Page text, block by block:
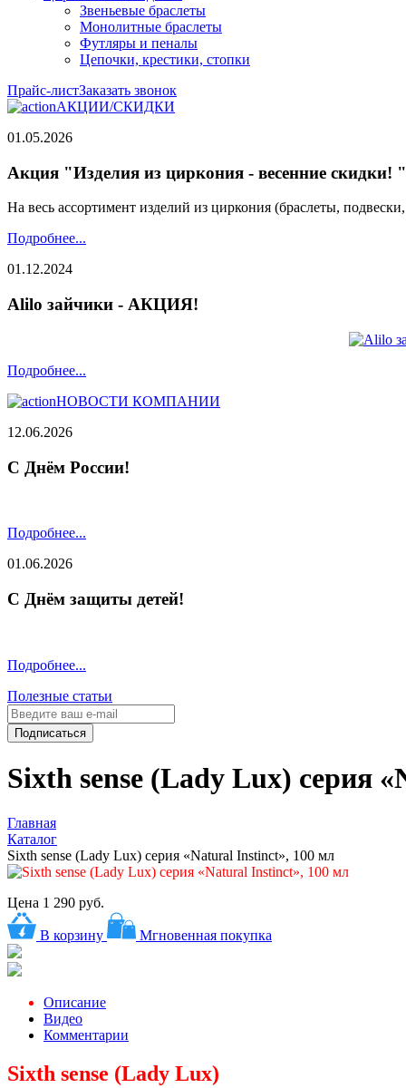
Звеньевые браслеты
Монолитные браслеты
Футляры и пеналы
Цепочки, крестики, стопки
Прайс-листЗаказать звонок
АКЦИИ/СКИДКИ
01.05.2026
Акция "Изделия из циркония - весенние скидки! "
На весь ассортимент изделий из циркония (браслеты,
Подробнее...
01.12.2024
Alilo зайчики - АКЦИЯ!
Подробнее...
НОВОСТИ КОМПАНИИ
12.06.2026
С Днём России!
Подробнее...
01.06.2026
С Днём защиты детей!
Подробнее...
Полезные статьи
Подписаться
Sixth sense (Lady Lux) серия
Главная
Каталог
Sixth sense (Lady Lux) серия «Natural Instinct», 100 мл
Цена 1 290 руб.
В корзину Мгновенная покупка
Описание
Видео
Комментарии
Sixth sense (Lady Lux)